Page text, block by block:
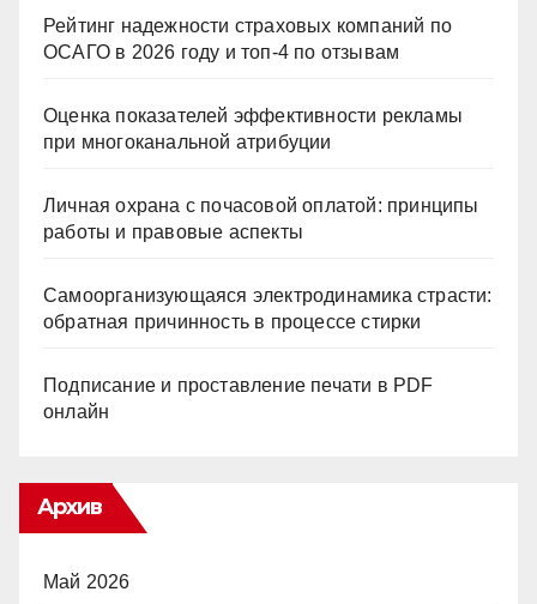
Рейтинг надежности страховых компаний по
ОСАГО в 2026 году и топ-4 по отзывам
Оценка показателей эффективности рекламы
при многоканальной атрибуции
Личная охрана с почасовой оплатой: принципы
работы и правовые аспекты
Самоорганизующаяся электродинамика страсти:
обратная причинность в процессе стирки
Подписание и проставление печати в PDF
онлайн
Архив
Май 2026